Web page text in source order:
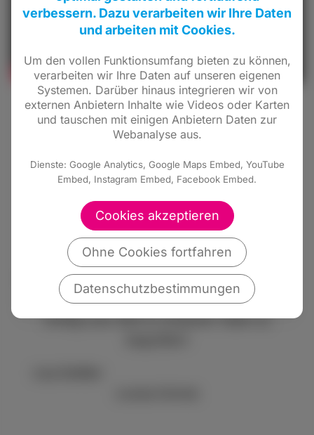
Hilf uns Plakate aufzuhängen, bring dich
kreativ ein, oder unterstütz uns finanziell
FDP Marburg-Biedenkopf
Verwendungszweck Spende LTW23
Wenn Du Dich auf andere Weise in den
Wahlkampf einbringen möchtest, melde dich.
Wahlkampf ist Teamarbeit und wir haben
richtig Lust, Dich in unserem Team zu
verbessern. Dazu verarbeiten wir Ihre Daten
und arbeiten mit Cookies.
Um den vollen Funktionsumfang bieten zu können,
verarbeiten wir Ihre Daten auf unseren eigenen
Systemen. Darüber hinaus integrieren wir von
externen Anbietern Inhalte wie Videos oder Karten
und tauschen mit einigen Anbietern Daten zur
Webanalyse aus.
Dienste: Google Analytics, Google Maps Embed, YouTube
Embed, Instagram Embed, Facebook Embed.
Cookies akzeptieren
Ohne Cookies fortfahren
Datenschutzbestimmungen